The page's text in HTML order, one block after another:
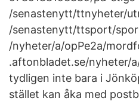
/senastenytt/ttnyheter/
/senastenytt/ttsport/
/nyheter/a/opPe2a/
.aftonbladet.se/nyheter/
tydligen inte bara i
stället kan åka med